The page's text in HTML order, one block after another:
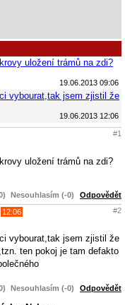
uložení trámů na zdi?
19.06.2013 09:06
vybourat,tak jsem zjistil že
19.06.2013 12:06
#1
uložení trámů na zdi?
Nesouhlasím (-0) Odpovědět
12:06 #2
vybourat,tak jsem zjistil že
ten pokoj je tam defakto
Nesouhlasím (-0) Odpovědět